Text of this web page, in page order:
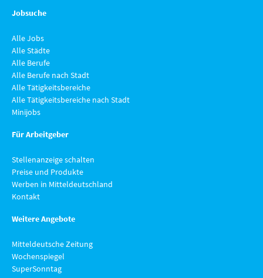
Jobsuche
Alle Jobs
Alle Städte
Alle Berufe
Alle Berufe nach Stadt
Alle Tätigkeitsbereiche
Alle Tätigkeitsbereiche nach Stadt
Minijobs
Für Arbeitgeber
Stellenanzeige schalten
Preise und Produkte
Werben in Mitteldeutschland
Kontakt
Weitere Angebote
Mitteldeutsche Zeitung
Wochenspiegel
SuperSonntag